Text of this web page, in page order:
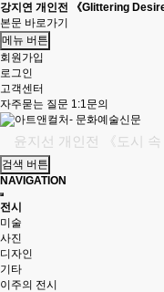
강지연 개인전 《Glittering
본문 바로가기
메뉴 버튼
회원가입
로그인
고객센터
자주묻는 질문 1:1문의
윤지선 개인전 《도시
'가우디: 서울에서 다시
유진실 개인전 《리듬의
최형인 개인전 《서로의
'파인캐릭터 2026', DDP
검색 버튼
NAVIGATION
전시
미술
사진
디자인
기타
이주의 전시